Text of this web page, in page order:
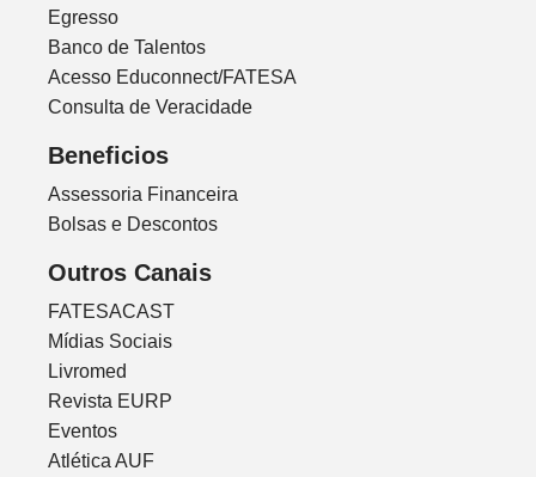
Egresso
Banco de Talentos
Acesso Educonnect/FATESA
Consulta de Veracidade
Beneficios
Assessoria Financeira
Bolsas e Descontos
Outros Canais
FATESACAST
Mídias Sociais
Livromed
Revista EURP
Eventos
Atlética AUF